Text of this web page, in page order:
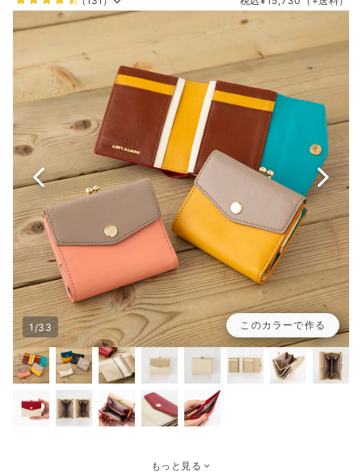
1/33 このカラーで作る
もっと見る